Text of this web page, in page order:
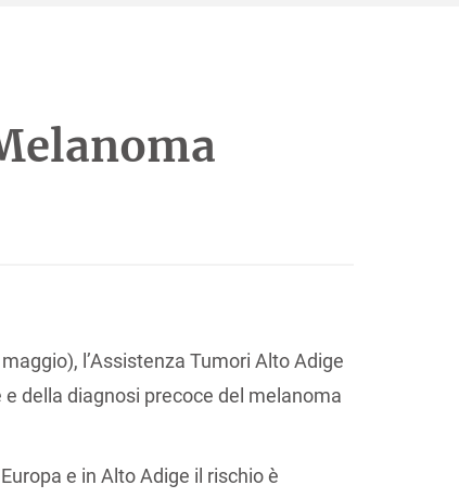
l’Assistenza Tumori Alto Adige
della diagnosi precoce del melanoma
e in Alto Adige il rischio è